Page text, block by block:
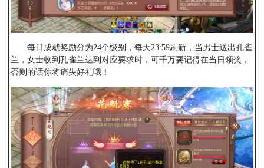
每日成就奖励分为24个级别，每天23:59刷新，当男士送出孔雀
兰，女士收到孔雀兰达到对应要求时，可千万要记得在当日领奖，
否则的话你将痛失好礼哦！